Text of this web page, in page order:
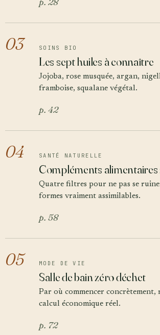
03 SOINS BIO
Les sept huiles à connaître
Jojoba, rose musquée, argan,
framboise, squalane végétal.
p. 42
04 SANTÉ NATURELLE
Compléments
Quatre filtres pour ne pas se
formes vraiment assimilables.
p. 58
05 MODE DE VIE
Salle de bain zéro déchet
Par où commencer concrètement,
calcul économique réel.
p. 72